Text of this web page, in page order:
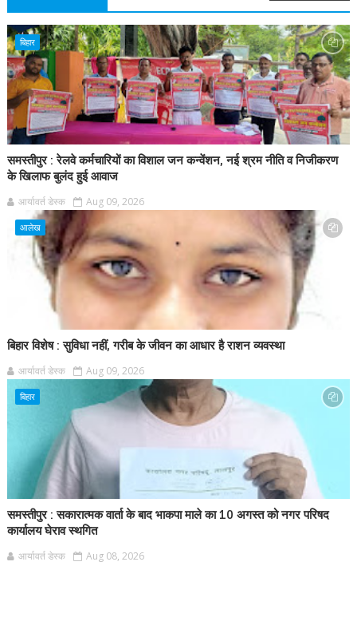
बिहार
समस्तीपुर : रेलवे कर्मचारियों का विशाल जन कन्वेंशन, नई श्रम नीति व निजीकरण
के खिलाफ बुलंद हुई आवाज
आर्यावर्त डेस्क Aug 09, 2026
आलेख
बिहार विशेष : सुविधा नहीं, गरीब के जीवन का आधार है राशन व्यवस्था
आर्यावर्त डेस्क Aug 09, 2026
बिहार
समस्तीपुर : सकारात्मक वार्ता के बाद भाकपा माले का 10 अगस्त को नगर परिषद
कार्यालय घेराव स्थगित
आर्यावर्त डेस्क Aug 08, 2026